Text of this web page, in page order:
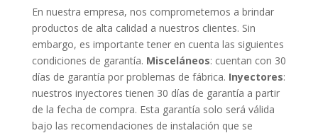
En nuestra empresa, nos comprometemos a brindar
productos de alta calidad a nuestros clientes. Sin
embargo, es importante tener en cuenta las siguientes
condiciones de garantía. Misceláneos: cuentan con 30
días de garantía por problemas de fábrica. Inyectores:
nuestros inyectores tienen 30 días de garantía a partir
de la fecha de compra. Esta garantía solo será válida
bajo las recomendaciones de instalación que se